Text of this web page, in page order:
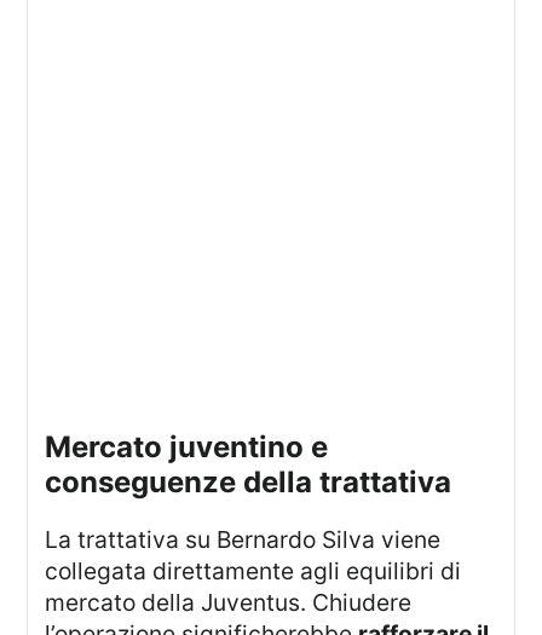
mercato juventino e
conseguenze della trattativa
La trattativa su Bernardo Silva viene
collegata direttamente agli equilibri di
mercato della Juventus. Chiudere